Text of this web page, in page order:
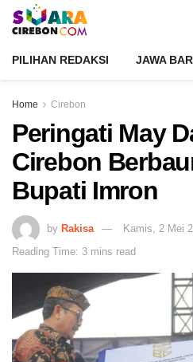
PILIHAN REDAKSI JAWA
Home Cirebon
Peringati May
Cirebon
Bupati Imron
by Rakisa
Kamis, 2 Mei
Reading Time: 3 mins read